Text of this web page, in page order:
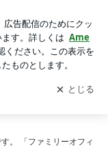
を受け取りまし
開く
。 「ファミリーオフィ